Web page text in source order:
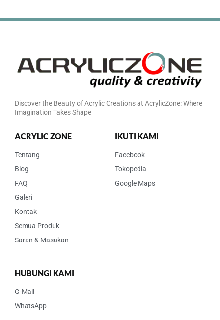
Discover the Beauty of Acrylic Creations at AcrylicZone: Where
Imagination Takes Shape
ACRYLIC ZONE
Tentang
Blog
FAQ
Galeri
Kontak
Semua Produk
Saran & Masukan
IKUTI KAMI
Facebook
Tokopedia
Google Maps
HUBUNGI KAMI
G-Mail
WhatsApp